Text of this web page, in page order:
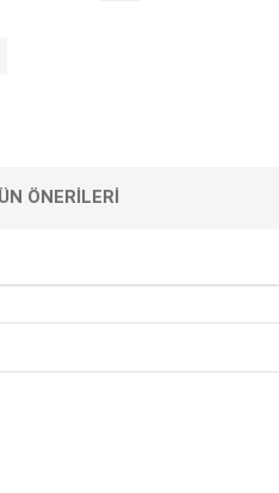
ÖNERILERI